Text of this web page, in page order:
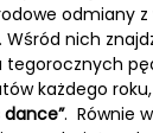
odmiany
nich
tegorocznych
każdego
dance”. Równie